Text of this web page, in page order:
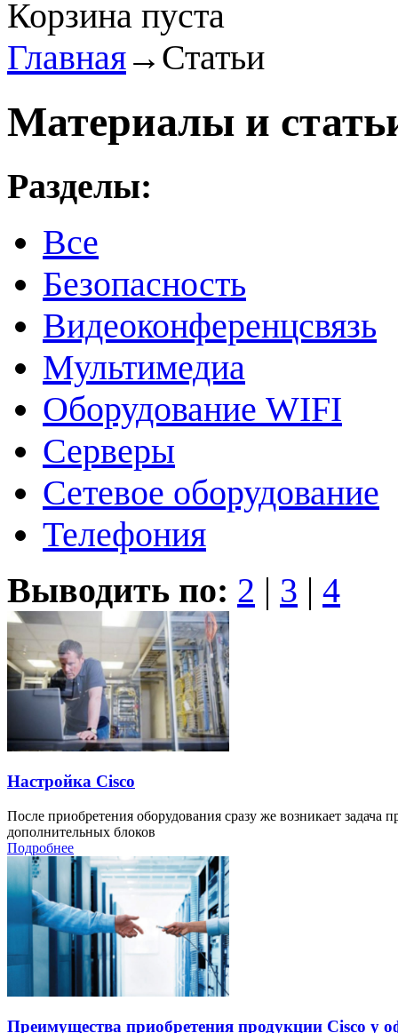
Корзина пуста
Главная→ Статьи
Материалы и
Разделы:
Все
Безопасность
Видеоконференцсвязь
Мультимедиа
Оборудование WIFI
Серверы
Сетевое оборудование
Телефония
Выводить по: 2 | 3 | 4
Настройка Cisco
После приобретения оборудования сразу же возникает
дополнительных блоков
Подробнее
Преимущества приобретения продукции Cisco у